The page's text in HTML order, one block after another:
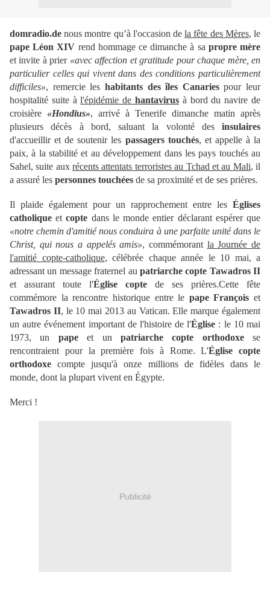
domradio.de nous montre qu’à l'occasion dela fête des Mères, le
pape Léon XIV rend hommage ce dimanche à sa propre mère
et invite à prier «avec affection et gratitude pour chaque mère, en
particulier celles qui vivent dans des conditions particulièrement
difficiles», remercie les habitants des îles Canariespour leur
hospitalité suite àl'épidémie dehantavirus à bord du navire de
croisière «Hondius», arrivé à Tenerife dimanche matin après
plusieurs décès à bord, saluant la volonté des insulaires
d'accueillir et de soutenir les passagers touchés, et appelle à la
paix, à la stabilité et au développement dans les pays touchés au
Sahel, suite auxrécents attentats terroristes au Tchad et au Mali, il
a assuré les personnes touchées de sa proximité et de ses prières.
Il plaide également pour un rapprochement entre les Églises
catholique etcopte dans le monde entier déclarant espérer que
«notre chemin d'amitié nous conduira à une parfaite unité dans le
Christ, qui nous a appelés amis», commémorant la Journée de
l'amitié copte-catholique, célébrée chaque année le 10 mai, a
adressant un message fraternel au patriarche copte Tawadros II
et assurant toute l'Église copte de ses prières.Cette fête
commémore la rencontre historique entre le pape François et
Tawadros II, le 10 mai 2013 au Vatican. Elle marque également
un autre événement important de l'histoire de l'Église : le 10 mai
1973, un papeet un patriarche copte orthodoxese
rencontraient pour la première fois à Rome. L'Église copte
orthodoxe compte jusqu'à onze millions de fidèles dans le
monde, dont la plupart vivent en Égypte.
Merci !
Publicité